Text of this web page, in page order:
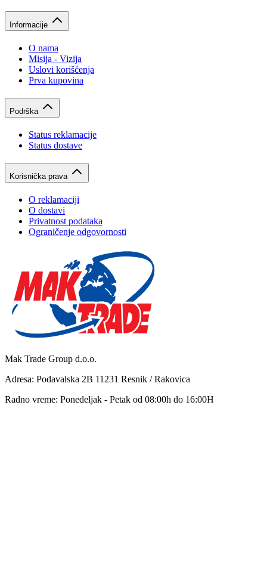
Informacije
O nama
Misija - Vizija
Uslovi korišćenja
Prva kupovina
Podrška
Status reklamacije
Status dostave
Korisnička prava
O reklamaciji
O dostavi
Privatnost podataka
Ograničenje odgovornosti
Mak Trade Group d.o.o.
Adresa: Podavalska 2B 11231 Resnik / Rakovica
Radno vreme: Ponedeljak - Petak od 08:00h do 16:00H